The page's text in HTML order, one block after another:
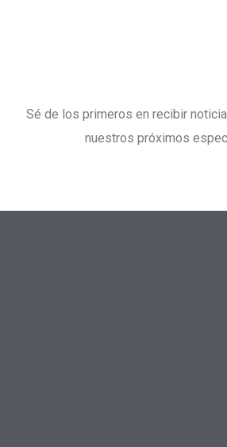
Sé de los primeros en recibir
nuestros próximos